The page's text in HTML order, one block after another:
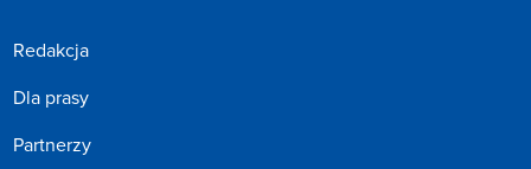
Redakcja
Dla prasy
Partnerzy